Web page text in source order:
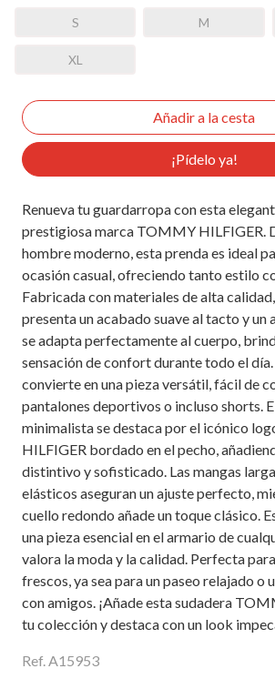
S M
XL
¡Pídelo ya!
Renueva tu guardarropa con esta
prestigiosa marca TOMMY HILFIGER.
hombre moderno, esta prenda es ideal
ocasión casual, ofreciendo tanto estilo
Fabricada con materiales de alta
presenta un acabado suave al tacto y un
se adapta perfectamente al cuerpo,
sensación de confort durante todo el
convierte en una pieza versátil, fácil de
pantalones deportivos o incluso shorts.
minimalista se destaca por el icónico
HILFIGER bordado en el pecho,
distintivo y sofisticado. Las mangas
elásticos aseguran un ajuste perfecto,
cuello redondo añade un toque clásico.
una pieza esencial en el armario de
valora la moda y la calidad. Perfecta
frescos, ya sea para un paseo relajado o
con amigos. ¡Añade esta sudadera
tu colección y destaca con un look
Ref. A15953